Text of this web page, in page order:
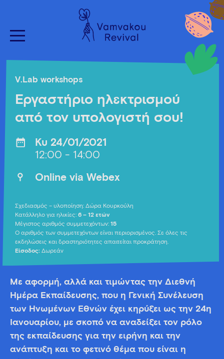
V.Lab workshops
Εργαστήριο ηλεκτρισμού
από τον υπολογιστή σου!
Κυ 24/01/2021
12:00 - 14:00
Οnline via Webex
Σχεδιασμός – υλοποίηση: Δώρα Κουρκούλη
Κατάλληλο για ηλικίες: 6 – 12 ετών
Μέγιστος αριθμός συμμετεχόντων: 15
Ο αριθμός των συμμετεχόντων είναι περιορισμένος. Σε όλες τις
εκδηλώσεις και δραστηριότητες απαιτείται προκράτηση.
Είσοδος: Δωρεάν
Με αφορμή, αλλά και τιμώντας την Διεθνή
Ημέρα Εκπαίδευσης, που η Γενική Συνέλευση
των Ηνωμένων Εθνών έχει κηρύξει ως την 24η
Ιανουαρίου, με σκοπό να αναδείξει τον ρόλο
της εκπαίδευσης για την ειρήνη και την
ανάπτυξη και το φετινό θέμα που είναι η